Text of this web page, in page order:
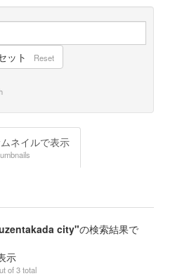
ット Reset
ネイルで表示
city"の検索結果で
示
of 3 total